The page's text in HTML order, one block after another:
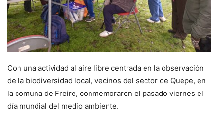
Con una actividad al aire libre centrada en la observación
de la biodiversidad local, vecinos del sector de Quepe, en
la comuna de Freire, conmemoraron el pasado viernes el
día mundial del medio ambiente.